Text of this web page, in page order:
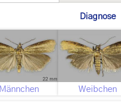
Diagnose
Männchen Weibchen